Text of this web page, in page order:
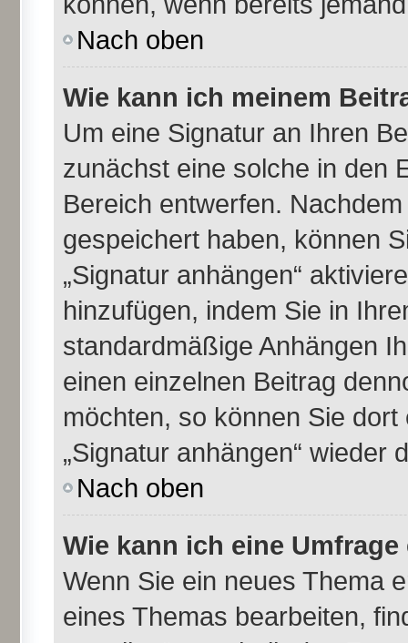
Nach oben
Wie kann ich meinem
Um eine Signatur an Ihren
zunächst eine solche in den
Bereich entwerfen.
gespeichert haben, können
„Signatur anhängen“
hinzufügen, indem Sie in
standardmäßige Anhängen
einen einzelnen Beitrag
möchten, so können Sie
„Signatur anhängen“ wieder
Nach oben
Wie kann ich eine
Wenn Sie ein neues Thema
eines Themas bearbeiten,